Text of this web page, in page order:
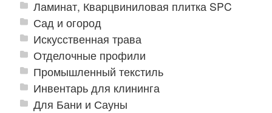
Ламинат, Кварцвиниловая плитка SPC
Сад и огород
Искусственная трава
Отделочные профили
Промышленный текстиль
Инвентарь для клининга
Для Бани и Сауны